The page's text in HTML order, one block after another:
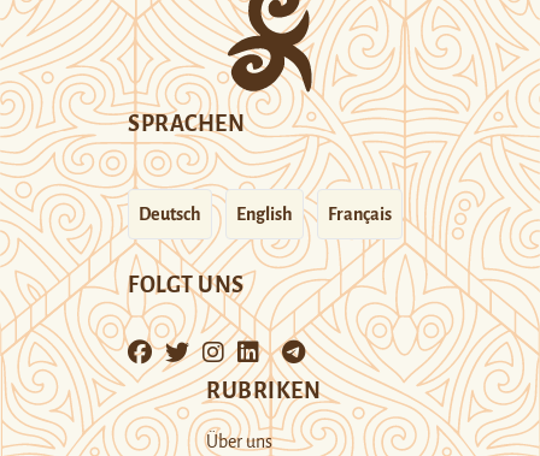
SPRACHEN
Deutsch English Français
FOLGT UNS
RUBRIKEN
Über uns